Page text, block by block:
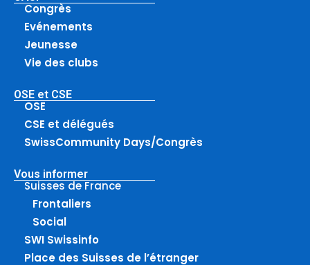
Congrès
Evénements
Jeunesse
Vie des clubs
OSE et CSE
OSE
CSE et délégués
SwissCommunity Days/Congrès
Vous informer
Suisses de France
Frontaliers
Social
SWI Swissinfo
Place des Suisses de l’étranger